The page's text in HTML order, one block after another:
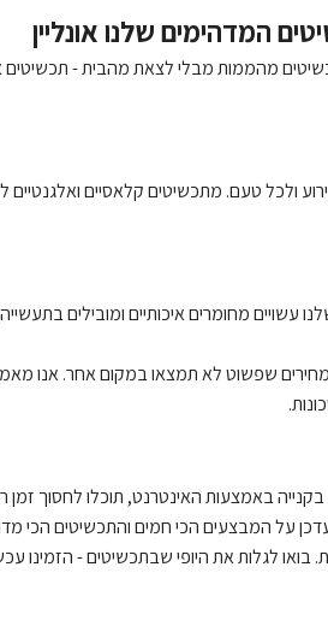
המדהימים שלנו אונליין
מהממות מבלי לצאת מהבית - תכשיטים
טעם. מתכשיטים קלאסיים ואלגנטיים
מחומרים איכותיים ומובילים
שפשוט לא תמצאו במקום אחר. אנו
באמצעות האינטרנט, תוכלו לחסוך זמן
על המבצעים הכי חמים והתכשיטים הכי
לגלות את היופי שבתכשיטים - הזמינו